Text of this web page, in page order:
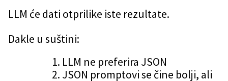
LLM će dati otprilike iste rezultate.
Dakle u suštini:
LLM ne preferira JSON
JSON promptovi se čine bolji, ali